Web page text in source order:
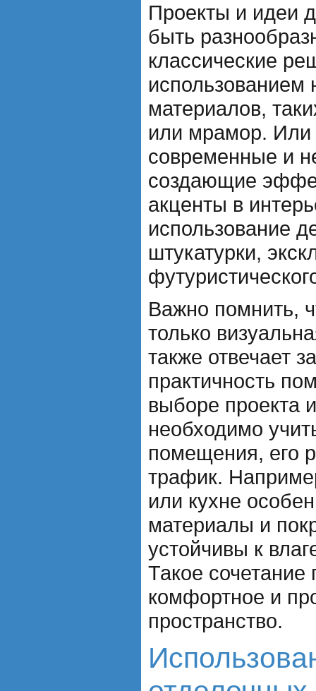
Проекты и идеи
быть
классические
использованием
материалов,
или мрамор. Или
современные и
создающие
акценты в
использование
штукатурки,
Важно помнить,
только
также отвечает
практичность
выборе проекта
необходимо
помещения, его
трафик.
или кухне
материалы и
устойчивы к
Такое сочетание
комфортное и
пространство.